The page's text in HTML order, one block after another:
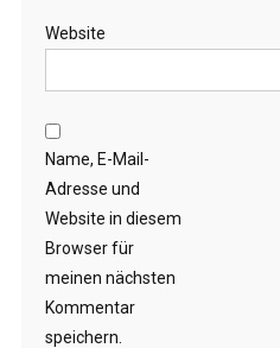
Website
Name, E-Mail-
Adresse und
Website in diesem
Browser für
meinen nächsten
Kommentar
speichern.